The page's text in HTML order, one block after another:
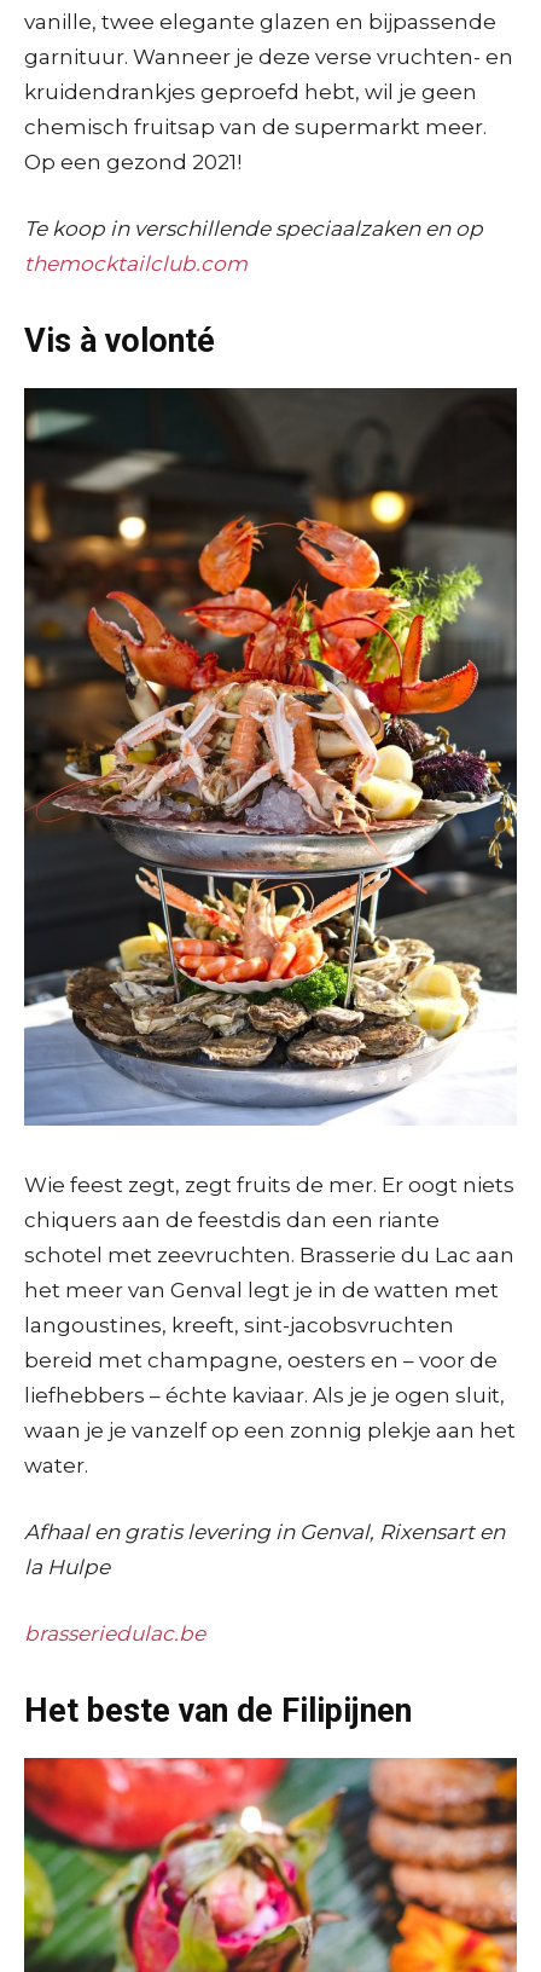
vanille, twee elegante glazen en bijpassende
garnituur. Wanneer je deze verse vruchten- en
kruidendrankjes geproefd hebt, wil je geen
chemisch fruitsap van de supermarkt meer.
Op een gezond 2021!
Te koop in verschillende speciaalzaken en op
themocktailclub.com
Vis à volonté
Wie feest zegt, zegt fruits de mer. Er oogt niets
chiquers aan de feestdis dan een riante
schotel met zeevruchten. Brasserie du Lac aan
het meer van Genval legt je in de watten met
langoustines, kreeft, sint-jacobsvruchten
bereid met champagne, oesters en – voor de
liefhebbers – échte kaviaar. Als je je ogen sluit,
waan je je vanzelf op een zonnig plekje aan het
water.
Afhaal en gratis levering in Genval, Rixensart en
la Hulpe
brasseriedulac.be
Het beste van de Filipijnen